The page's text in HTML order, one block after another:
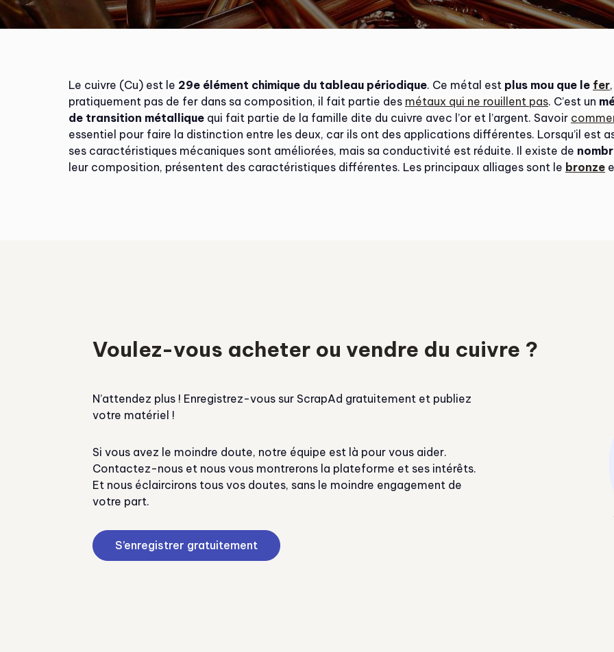
Le cuivre (Cu) est le 29e élément chimique du tableau périodique. Ce métal est plus mou que le fer
pratiquement pas de fer dans sa composition, il fait partie des métaux qui ne rouillent pas. C’est un
de transition métallique qui fait partie de la famille dite du cuivre avec l’or et l’argent. Savoir
essentiel pour faire la distinction entre les deux, car ils ont des applications différentes. Lorsqu’il est
ses caractéristiques mécaniques sont améliorées, mais sa conductivité est réduite. Il existe de
leur composition, présentent des caractéristiques différentes. Les principaux alliages sont le bronze
Voulez-vous acheter ou vendre du cuivre ?
N’attendez plus ! Enregistrez-vous sur ScrapAd gratuitement et publiez
votre matériel !
Si vous avez le moindre doute, notre équipe est là pour vous aider.
Contactez-nous et nous vous montrerons la plateforme et ses intérêts.
Et nous éclaircirons tous vos doutes, sans le moindre engagement de
votre part.
S’enregistrer gratuitement